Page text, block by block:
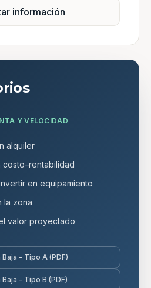
información
Y VELOCIDAD
alquiler
en equipamiento
la zona
valor proyectado
Baja – Tipo A (PDF)
Baja – Tipo B (PDF)